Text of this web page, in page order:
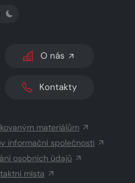
PŘEPNOUT SVĚTLÝ/TMAVÝ REŽIM
O nás
Kontakty
materiálům
informační společnosti
osobních údajů
místa